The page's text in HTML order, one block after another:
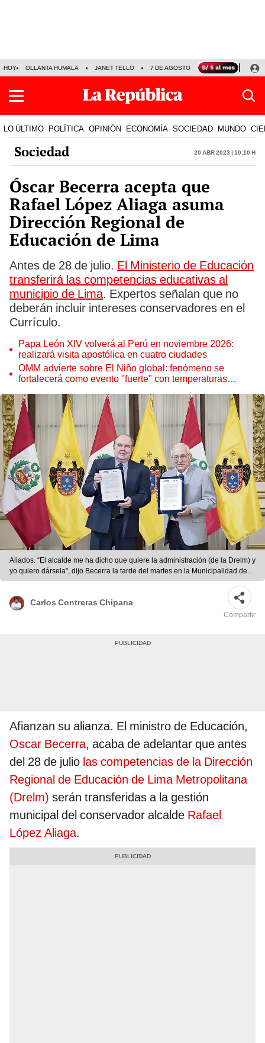
HOY OLLANTA HUMALA JANET TELLO 7 DE AGOSTO TINKA RESULTADOS
LO ÚLTIMO POLÍTICA OPINIÓN ECONOMÍA SOCIEDAD MUNDO
Sociedad 20 Abr 2023 | 10:10 h
Óscar Becerra acepta que
Rafael López Aliaga asuma
Dirección Regional de
Educación de Lima
Antes de 28 de julio. El Ministerio de Educación
transferirá las competencias educativas al
municipio de Lima. Expertos señalan que no
deberán incluir intereses conservadores en el
Currículo.
Papa León XIV volverá al Perú en noviembre 2026:
realizará visita apostólica en cuatro ciudades
OMM advierte sobre El Niño global: fenómeno se
fortalecerá como evento "fuerte" con temperaturas
Aliados. “El alcalde me ha dicho que quiere la administración (de la Drelm) y
yo quiero dársela”, dijo Becerra la tarde del martes en la Municipalidad de
Lima. Foto: difusión
Carlos Contreras Chipana
Compartir
Afianzan su alianza. El ministro de Educación,
Oscar Becerra, acaba de adelantar que antes
del 28 de julio las competencias de la Dirección
Regional de Educación de Lima Metropolitana
(Drelm) serán transferidas a la gestión
municipal del conservador alcalde Rafael
López Aliaga.